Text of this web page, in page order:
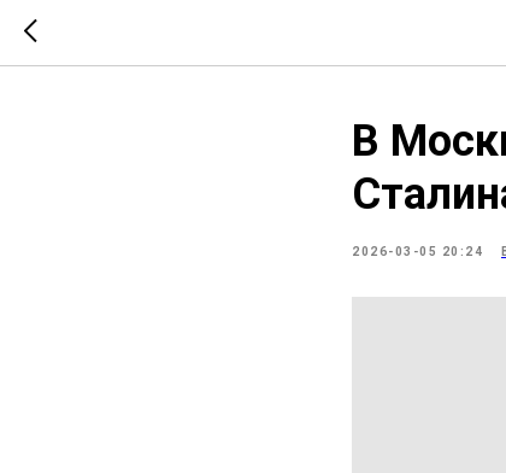
В
2026-03-05 20:24